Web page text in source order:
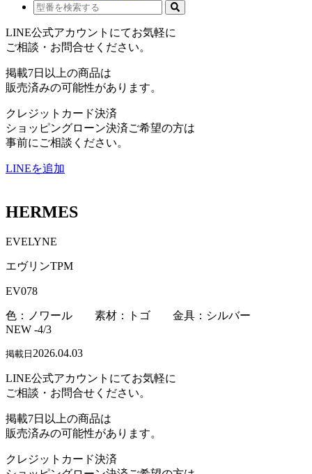
LINE公式アカウントにてお気軽に
ご相談・お問合せください。
掲載7日以上の商品は
販売済みの可能性があります。
クレジットカード決済
ショッピングローン決済ご希望の方は
事前にご相談ください。
LINEを追加
HERMES
EVELYNE
エヴリンTPM
EV078
色：ノワール 素材：トゴ 金具：シルバー
NEW -4/3
掲載日 2026.04.03
LINE公式アカウントにてお気軽に
ご相談・お問合せください。
掲載7日以上の商品は
販売済みの可能性があります。
クレジットカード決済